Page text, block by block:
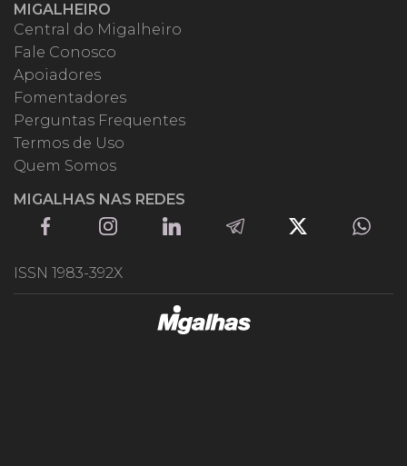
MIGALHEIRO
Central do Migalheiro
Fale Conosco
Apoiadores
Fomentadores
Perguntas Frequentes
Termos de Uso
Quem Somos
MIGALHAS NAS REDES
ISSN 1983-392X